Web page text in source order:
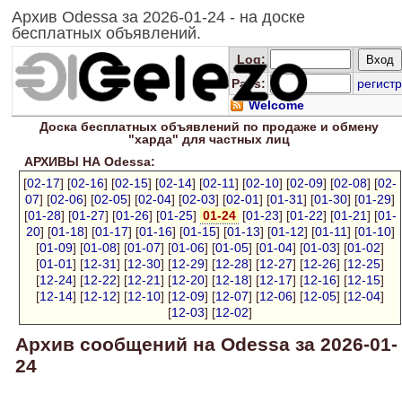
Архив Odessa за 2026-01-24 - на доске
бесплатных объявлений.
Log:
Pass:
регистр
Welcome
Доска бесплатныхобъявлений по продаже и обмену
"харда" для частных лиц
АРХИВЫ НА Odessa:
[02-17] [02-16] [02-15] [02-14] [02-11] [02-10] [02-09] [02-08] [02-
07] [02-06] [02-05] [02-04] [02-03] [02-01] [01-31] [01-30] [01-29]
[01-28] [01-27] [01-26] [01-25] 01-24 [01-23] [01-22] [01-21] [01-
20] [01-18] [01-17] [01-16] [01-15] [01-13] [01-12] [01-11] [01-10]
[01-09] [01-08] [01-07] [01-06] [01-05] [01-04] [01-03] [01-02]
[01-01] [12-31] [12-30] [12-29] [12-28] [12-27] [12-26] [12-25]
[12-24] [12-22] [12-21] [12-20] [12-18] [12-17] [12-16] [12-15]
[12-14] [12-12] [12-10] [12-09] [12-07] [12-06] [12-05] [12-04]
[12-03] [12-02]
Архив сообщений на Odessa за 2026-01-
24